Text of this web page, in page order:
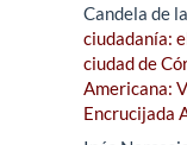
Candela de
ciudadanía:
ciudad de
Americana:
Encrucijada